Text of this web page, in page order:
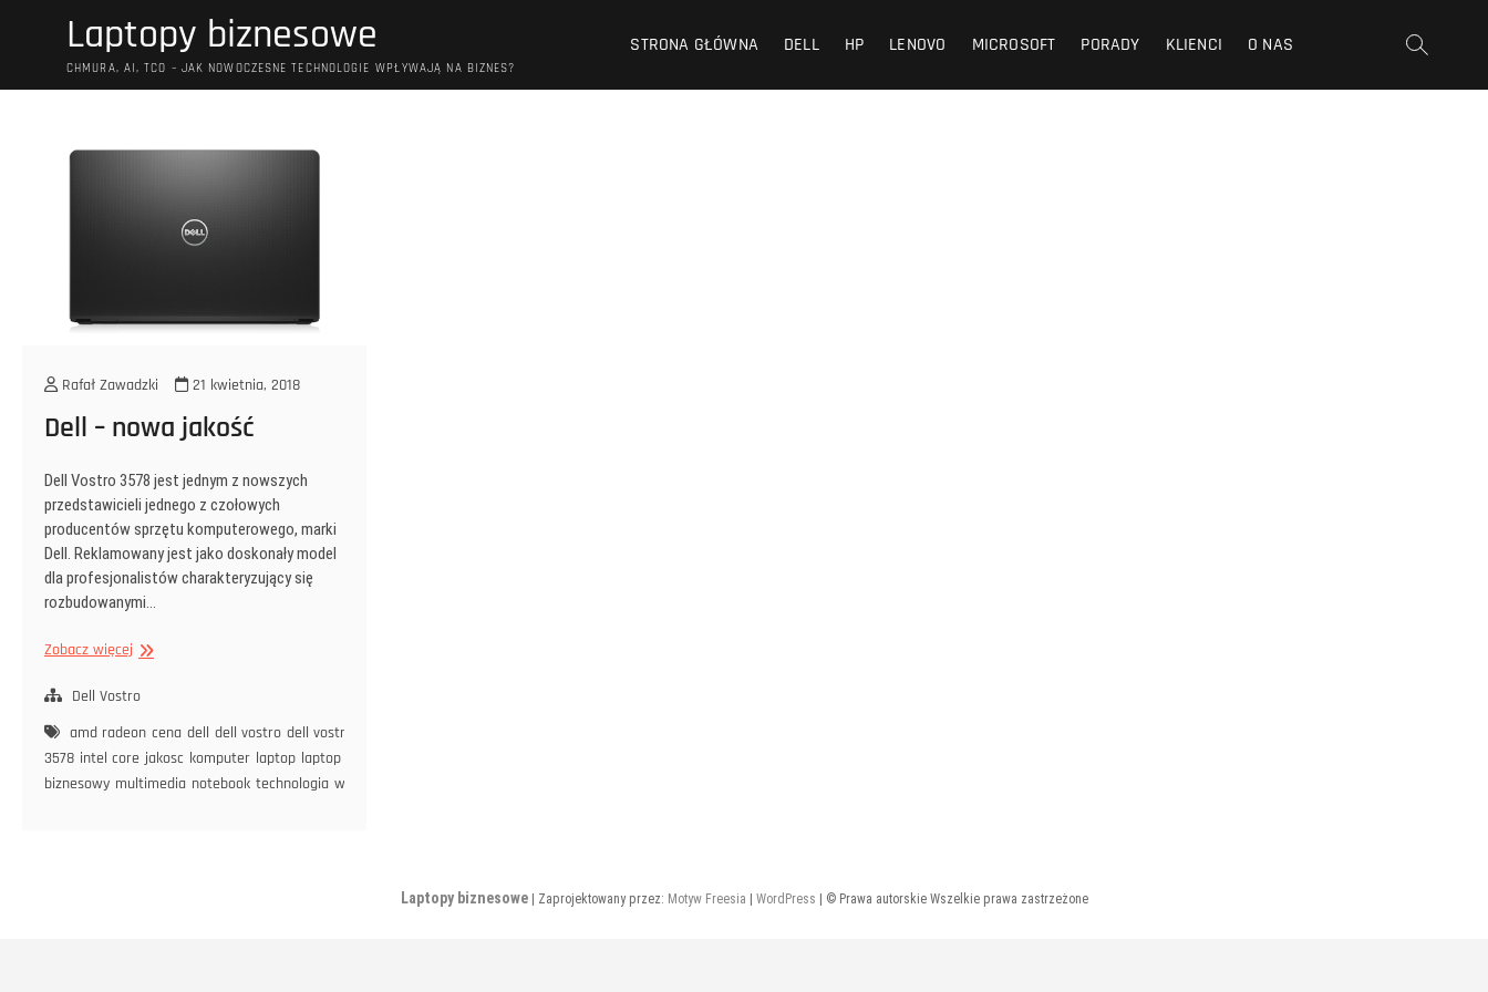
Laptopy biznesowe
CHMURA, AI, TCO – JAK NOWOCZESNE TECHNOLOGIE WPŁYWAJĄ NA BIZNES?
STRONA GŁÓWNA DELL HP LENOVO MICROSOFT PORADY KLIENCI O NAS
Rafał Zawadzki 21 kwietnia, 2018
Dell – nowa jakość
Dell Vostro 3578 jest jednym z nowszych
przedstawicieli jednego z czołowych
producentów sprzętu komputerowego, marki
Dell. Reklamowany jest jako doskonały model
dla profesjonalistów charakteryzujący się
rozbudowanymi…
Zobacz więcej Dell
nowa
Dell Vostro
amd radeon cena dell dell vostro dell vostro
3578 intel core jakosc komputer laptop laptop
biznesowy multimedia notebook technologia wydajnosc
Laptopy biznesowe| Zaprojektowany przez: Motyw Freesia WordPress | © Prawa autorskie Wszelkie prawa zastrzeżone